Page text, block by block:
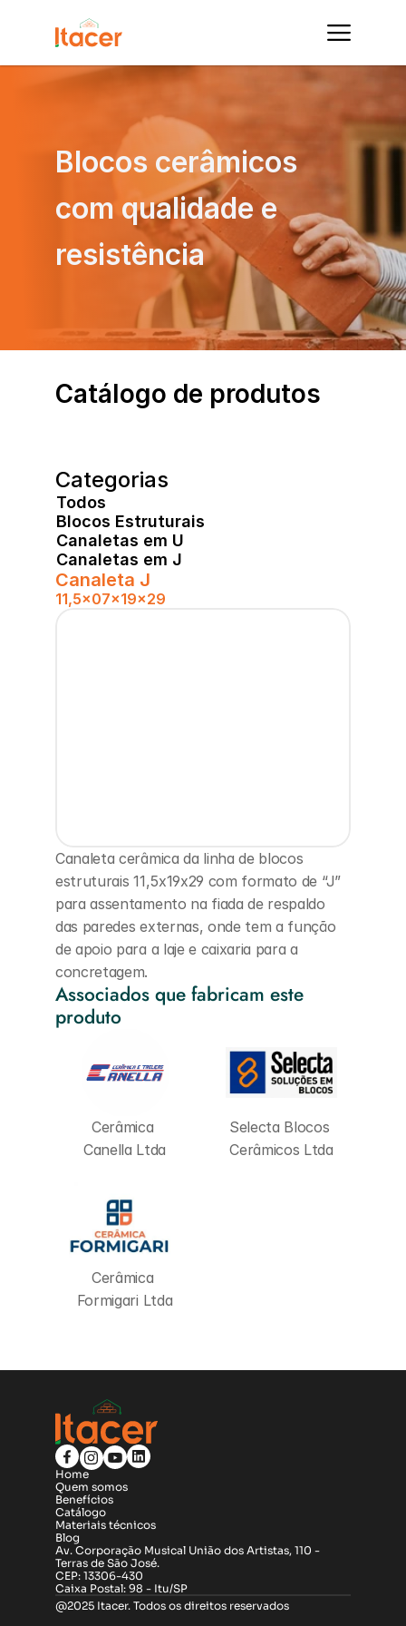
Catálogo de produtos
Canaleta J
11,5x07x19x29
Canaleta cerâmica da linha de blocos
estruturais 11,5x19x29 com formato de “J”
para assentamento na fiada de respaldo
das paredes externas, onde tem a função
de apoio para a laje e caixaria para a
concretagem.
Associados que fabricam este
produto
Cerâmica
Canella Ltda
Selecta Blocos
Cerâmicos Ltda
Cerâmica
Formigari Ltda
Categorias
Todos
Blocos Estruturais
Canaletas em U
Canaletas em J
@2025 Itacer. Todos os direitos reservados
Quem somos
Home
Benefícios
Catálogo
Materiais técnicos
Blog
Av. Corporação Musical União dos Artistas, 110 -
Terras de São José.
CEP: 13306-430
Caixa Postal: 98 - Itu/SP
Blocos cerâmicos
com qualidade e
resistência